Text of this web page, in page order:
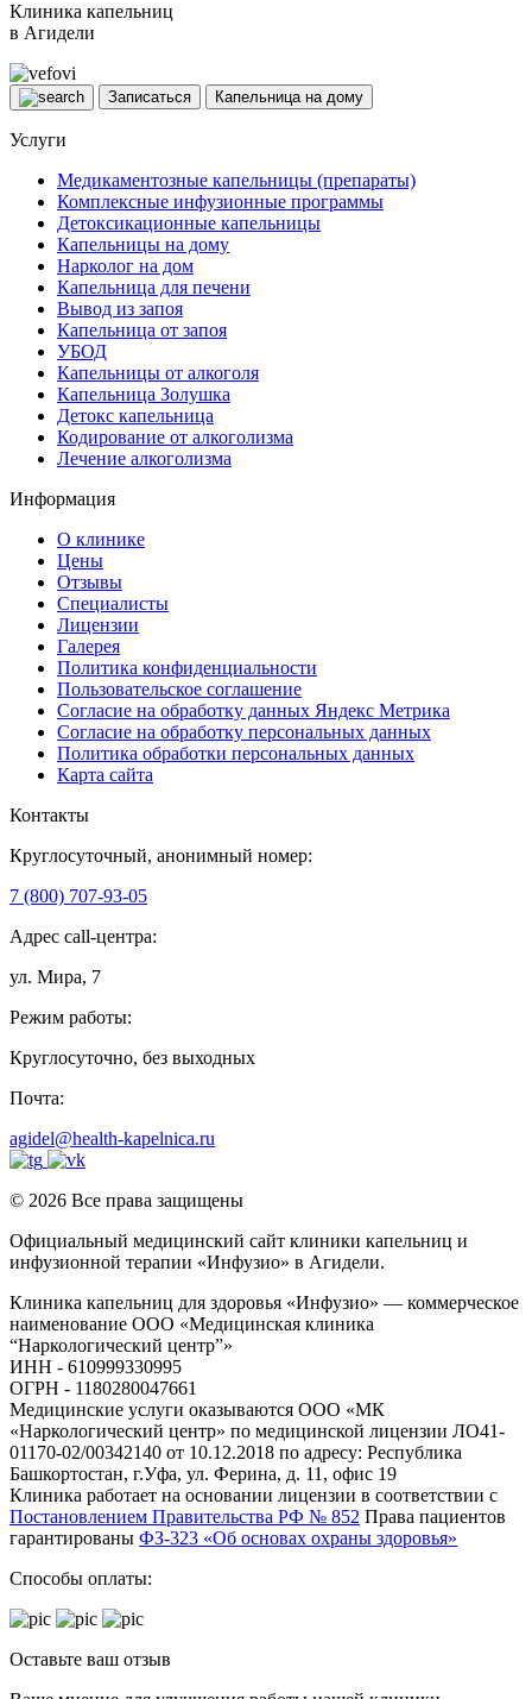
Клиника капельниц
в Агидели
Записаться Капельница на дому
Услуги
Медикаментозные капельницы (препараты)
Комплексные инфузионные программы
Детоксикационные капельницы
Капельницы на дому
Нарколог на дом
Капельница для печени
Вывод из запоя
Капельница от запоя
УБОД
Капельницы от алкоголя
Капельница Золушка
Детокс капельница
Кодирование от алкоголизма
Лечение алкоголизма
Информация
О клинике
Цены
Отзывы
Специалисты
Лицензии
Галерея
Политика конфиденциальности
Пользовательское соглашение
Согласие на обработку данных Яндекс Метрика
Согласие на обработку персональных данных
Политика обработки персональных данных
Карта сайта
Контакты
Круглосуточный, анонимный номер:
7 (800) 707-93-05
Адрес call-центра:
ул. Мира, 7
Режим работы:
Круглосуточно, без выходных
Почта:
agidel@health-kapelnica.ru
© 2026 Все права защищены
Официальный медицинский сайт клиники капельниц и
инфузионной терапии «Инфузио» в Агидели.
Клиника капельниц для здоровья «Инфузио» — коммерческое
наименование ООО «Медицинская клиника
“Наркологический центр”»
ИНН - 610999330995
ОГРН - 1180280047661
Медицинские услуги оказываются ООО «МК
«Наркологический центр» по медицинской лицензии ЛО41-
01170-02/00342140 от 10.12.2018 по адресу: Республика
Башкортостан, г.Уфа, ул. Ферина, д. 11, офис 19
Клиника работает на основании лицензии в соответствии с
Постановлением Правительства РФ № 852 Права пациентов
гарантированы ФЗ-323 «Об основах охраны здоровья»
Способы оплаты:
Оставьте ваш отзыв